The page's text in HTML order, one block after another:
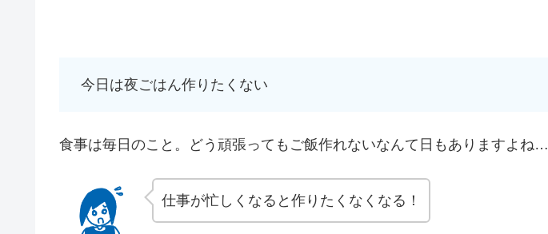
今日は夜ごはん作りたくない
食事は毎日のこと。どう頑張ってもご飯作れないなんて日もありますよね…
仕事が忙しくなると作りたくなくなる！